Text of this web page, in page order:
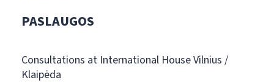
PASLAUGOS
Consultations at International House Vilnius /
Klaipėda